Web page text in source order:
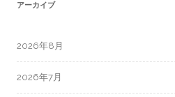
アーカイブ
2026年8月
2026年7月